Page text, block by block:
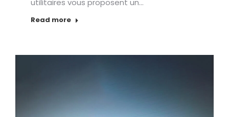
utilitaires vous proposent un…
Read more